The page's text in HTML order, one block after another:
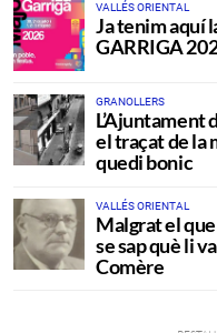
VALLÉS ORIENTAL
Ja tenim aquí
GARRIGA
GRANOLLERS
L’Ajuntament
el traçat de la
quedi bonic
VALLÉS ORIENTAL
Malgrat el
se sap què li
Comère